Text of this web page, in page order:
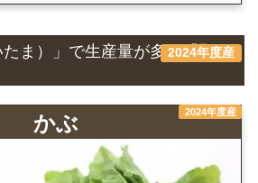
2024年度産
たま）」で生産量が多い『野
2024年度産
かぶ